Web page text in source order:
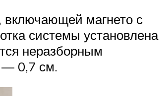
включающей магнето с
системы установлена
неразборным
— 0,7 см.